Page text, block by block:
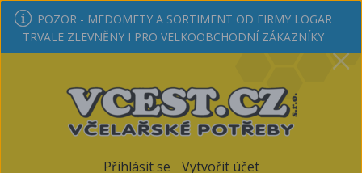
POZOR - MEDOMETY A SORTIMENT OD FIRMY LOGAR
TRVALE ZLEVNĚNY I PRO VELKOOBCHODNÍ ZÁKAZNÍKY
Přihlásit se Vytvořit účet